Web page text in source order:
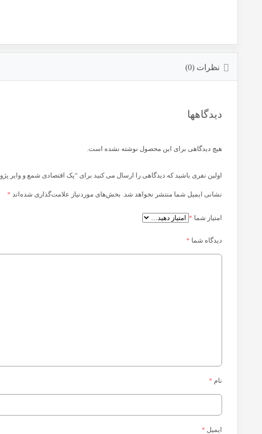
نظرات (0)
دیدگاهها
هیچ دیدگاهی برای این محصول نوشته نشده است.
اولین نفری باشید که دیدگاهی را ارسال می کنید برای “پک اقتصادی شمع و وایر پژو 405”
نشانی ایمیل شما منتشر نخواهد شد. بخش‌های موردنیاز علامت‌گذاری شده‌اند *
امتیاز شما *
دیدگاه شما *
نام *
ایمیل *